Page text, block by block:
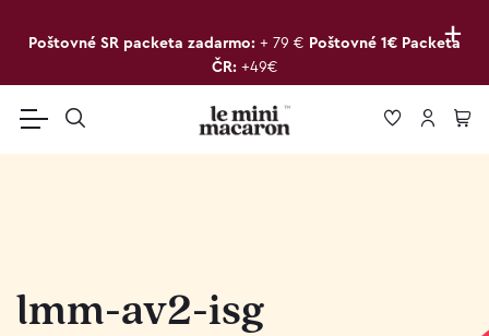
+
Poštovné SR packeta zadarmo: + 79 € Poštovné 1€ Packeta
ČR: +49€
lmm-av2-isg